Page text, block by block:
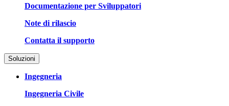
Documentazione per Sviluppatori
Note di rilascio
Contatta il supporto
Soluzioni
Ingegneria
Ingegneria Civile